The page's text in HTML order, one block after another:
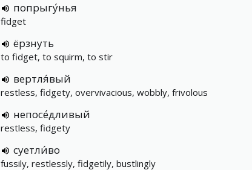
попрыгу́нья
fidget
ёрзнуть
to fidget, to squirm, to stir
вертля́вый
restless, fidgety, overvivacious, wobbly, frivolous
непосе́дливый
restless, fidgety
суетли́во
fussily, restlessly, fidgetily, bustlingly